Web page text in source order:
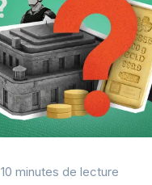
10 minutes de lecture